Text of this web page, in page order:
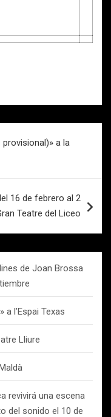
a la
16 de febrero al 2
Teatre del Liceo
de Joan Brossa
a l’Espai Texas
Lliure
revivirá una escena
del sonido el 10 de